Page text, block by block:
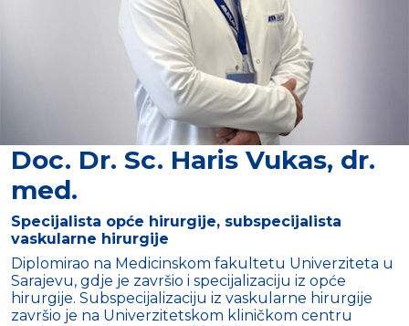
Doc. Dr. Sc. Haris Vukas, dr.
med.
Specijalista opće hirurgije, subspecijalista
vaskularne hirurgije
Diplomirao na Medicinskom fakultetu Univerziteta u
Sarajevu, gdje je završio i specijalizaciju iz opće
hirurgije. Subspecijalizaciju iz vaskularne hirurgije
završio je na Univerzitetskom kliničkom centru